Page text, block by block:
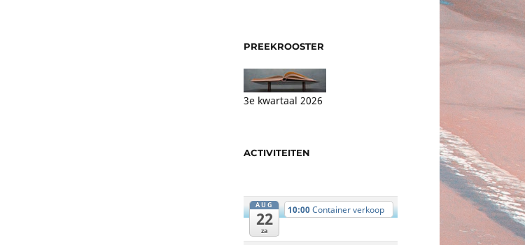
PREEKROOSTER
3e kwartaal 2026
ACTIVITEITEN
AUG
22
za
10:00Container verkoop